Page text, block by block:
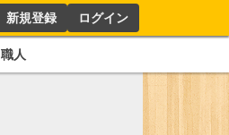
新規登録 ログイン
職人